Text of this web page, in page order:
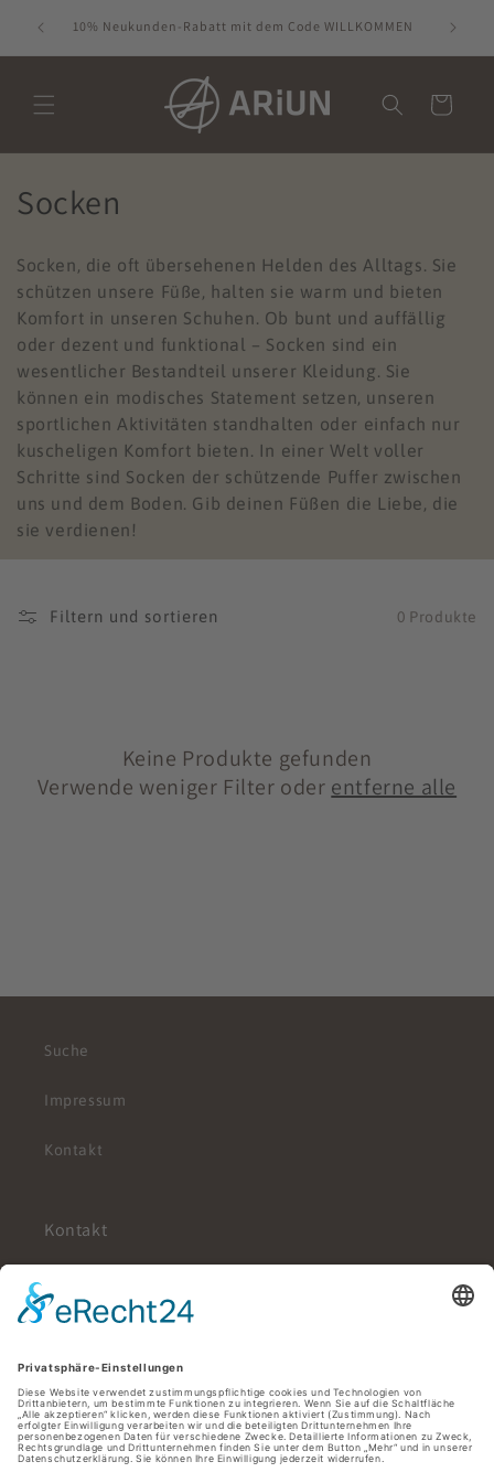
zum
10% Neukunden-Rabatt mit dem Code WILLKOMMEN 30%
Warenkorb
K
t
e
g
o
r
i
e
Socken
Socken, die oft übersehenen Helden des Alltags. Sie
schützen unsere Füße, halten sie warm und bieten
Komfort in unseren Schuhen. Ob bunt und auffällig
oder dezent und funktional – Socken sind ein
wesentlicher Bestandteil unserer Kleidung. Sie
können ein modisches Statement setzen, unseren
sportlichen Aktivitäten standhalten oder einfach nur
kuscheligen Komfort bieten. In einer Welt voller
Schritte sind Socken der schützende Puffer zwischen
uns und dem Boden. Gib deinen Füßen die Liebe, die
sie verdienen!
Filtern und sortieren 0 Produkte
Keine Produkte gefunden
Verwende weniger Filter oder entferne alle
Suche
Impressum
Kontakt
Kontakt
96450 Coburg
E-Mail:
aridash.ehrsam@freenet.de